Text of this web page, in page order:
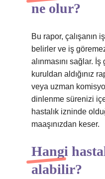
ne olur?
Bu rapor, çalışanın
belirler ve iş
alınmasını sağlar.
kuruldan aldığınız
veya uzman
dinlenme sürenizi
hastalık izninde
maaşınızdan keser.
Hangi
alabilir?